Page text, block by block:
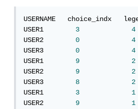
USERNAME   choice_indx
USER1 3
4
USER2 0
4
USER3 0
4
USER1 9
2
USER2 9
2
USER3 8
2
USER1 3
1
USER2 9
1